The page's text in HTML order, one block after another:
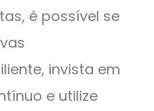
é possível se
invista em
e utilize